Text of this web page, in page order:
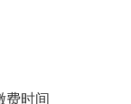
费时间